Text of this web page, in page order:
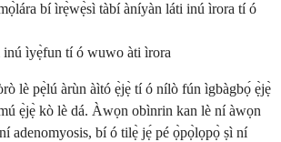
bí ìrẹ̀wẹ̀sì tàbí àníyàn láti inú ìrora tí ó
inú ìyẹ̀fun tí ó wuwo àti ìrora
lè pẹ̀lú àrùn àìtó ẹ̀jẹ̀ tí ó nílò fún ìgbàgbọ́ ẹ̀jẹ̀
ẹ̀jẹ̀ kò lè dá. Àwọn obìnrin kan lè ní àwọn
adenomyosis, bí ó tilẹ̀ jẹ́ pé ọ̀pọ̀lọpọ̀ ṣì ní